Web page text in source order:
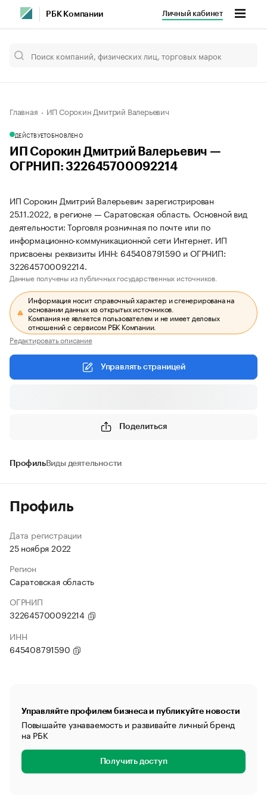
РБК Компании Личный кабинет
Главная ИП Сорокин Дмитрий Валерьевич
ДЕЙСТВУЕТОБНОВЛЕНО
ИП Сорокин Дмитрий Валерьевич —
ОГРНИП: 322645700092214
ИП Сорокин Дмитрий Валерьевич зарегистрирован
25.11.2022, в регионе — Саратовская область. Основной вид
деятельности: Торговля розничная по почте или по
информационно-коммуникационной сети Интернет. ИП
присвоены реквизиты ИНН: 645408791590 и ОГРНИП:
322645700092214.
Данные получены из публичных государственных источников.
Информация носит справочный характер и сгенерирована на
основании данных из открытых источников.
Компания не является пользователем и не имеет деловых
отношений с сервисом РБК Компании.
Редактировать описание
Управлять страницей
Поделиться
ПрофильВиды деятельности
Профиль
Дата регистрации
25 ноября 2022
Регион
Саратовская область
ОГРНИП
322645700092214
ИНН
645408791590
Управляйте профилем бизнеса и публикуйте новости
Повышайте узнаваемость и развивайте личный бренд
на РБК
Получить доступ